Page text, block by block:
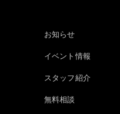
お知らせ
イベント情報
スタッフ紹介
無料相談